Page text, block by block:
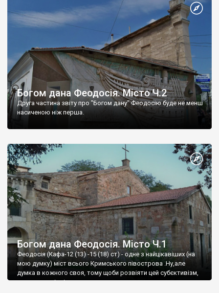
Богом дана Феодосія. Місто Ч.2
Друга частина звіту про "Богом дану" Феодосію буде не менш
насиченою ніж перша.
Богом дана Феодосія. Місто Ч.1
Феодосія (Кафа-12 (13) -15 (18) ст) - одне з найцікавіших (на
мою думку) міст всього Кримського півострова .Ну,але
думка в кожного своя, тому щоби розвіяти цей субєктивізм,
запрошую відвідати це